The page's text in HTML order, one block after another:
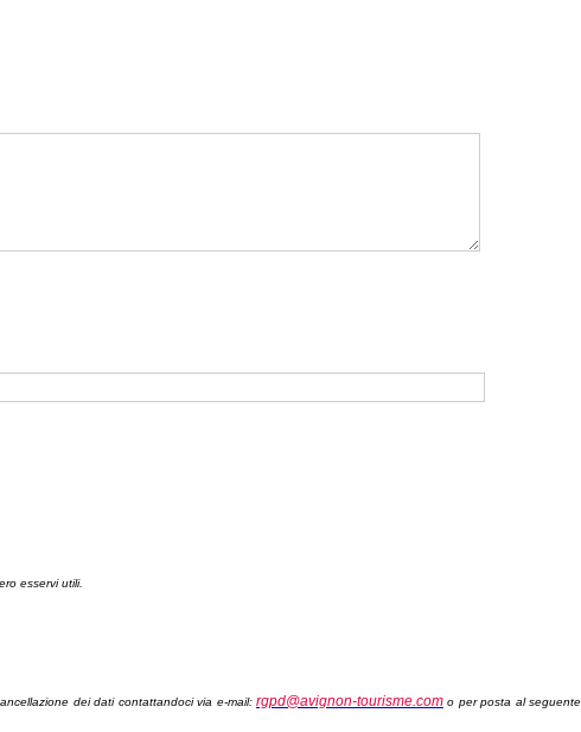
esservi utili.
dei dati contattandoci via e-mail: rgpd@avignon-tourisme.como per posta al seguente